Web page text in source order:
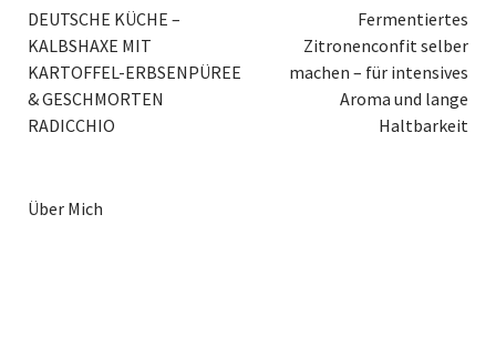
DEUTSCHE KÜCHE –
KALBSHAXE MIT
KARTOFFEL-ERBSENPÜREE
& GESCHMORTEN
RADICCHIO
Fermentiertes
Zitronenconfit selber
machen – für intensives
Aroma und lange
Haltbarkeit
Über Mich